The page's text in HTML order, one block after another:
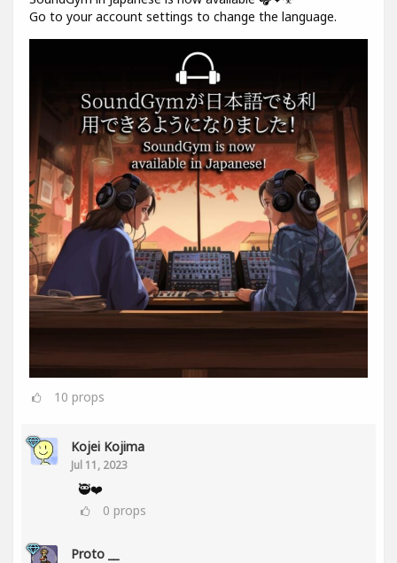
Go to your account settings to change the language.
10 props
Kojei Kojima
Jul 11, 2023
🥷❤️
0 props
Proto __